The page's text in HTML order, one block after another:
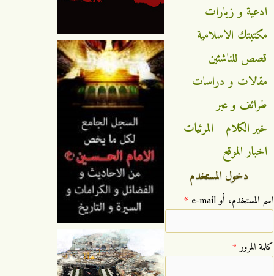
ادعية و زيارات
مكتبتك الاسلامية
قصص للناشئين
مقالات و دراسات
طرائف و عبر
خير الكلام
المرئيات
اخبار الموقع
دخول المستخدم
‏اسم المستخدم، أو e-mail ‏ *
‏كلمة المرور ‏*